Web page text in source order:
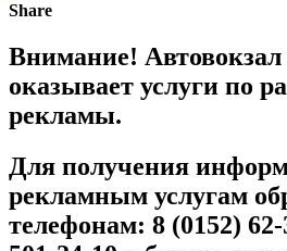
Share
Внимание! Автовокзал
оказывает услуги по
рекламы.
Для получения
рекламным услугам
телефонам: 8 (0152)